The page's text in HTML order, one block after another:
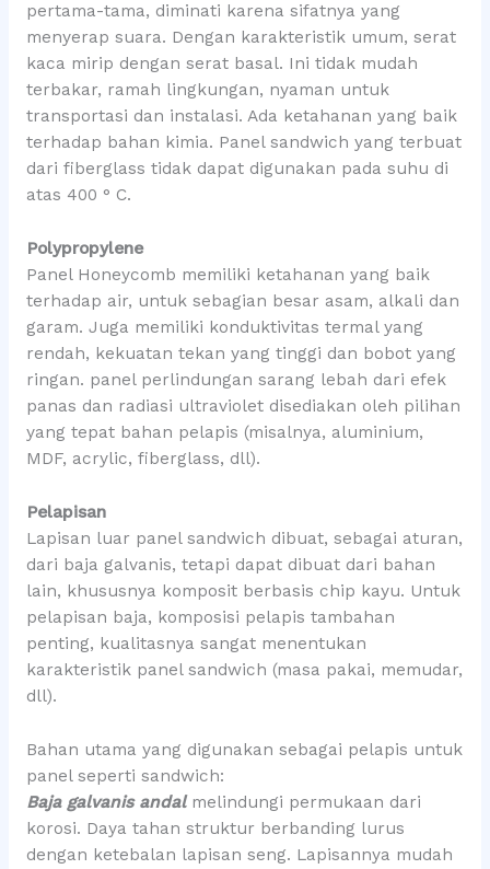
pertama-tama, diminati karena sifatnya yang
menyerap suara. Dengan karakteristik umum, serat
kaca mirip dengan serat basal. Ini tidak mudah
terbakar, ramah lingkungan, nyaman untuk
transportasi dan instalasi. Ada ketahanan yang baik
terhadap bahan kimia. Panel sandwich yang terbuat
dari fiberglass tidak dapat digunakan pada suhu di
atas 400 ° C.
Polypropylene
Panel Honeycomb memiliki ketahanan yang baik
terhadap air, untuk sebagian besar asam, alkali dan
garam. Juga memiliki konduktivitas termal yang
rendah, kekuatan tekan yang tinggi dan bobot yang
ringan. panel perlindungan sarang lebah dari efek
panas dan radiasi ultraviolet disediakan oleh pilihan
yang tepat bahan pelapis (misalnya, aluminium,
MDF, acrylic, fiberglass, dll).
Pelapisan
Lapisan luar panel sandwich dibuat, sebagai aturan,
dari baja galvanis, tetapi dapat dibuat dari bahan
lain, khususnya komposit berbasis chip kayu. Untuk
pelapisan baja, komposisi pelapis tambahan
penting, kualitasnya sangat menentukan
karakteristik panel sandwich (masa pakai, memudar,
dll).
Bahan utama yang digunakan sebagai pelapis untuk
panel seperti sandwich:
Baja galvanis andalmelindungi permukaan dari
korosi. Daya tahan struktur berbanding lurus
dengan ketebalan lapisan seng. Lapisannya mudah